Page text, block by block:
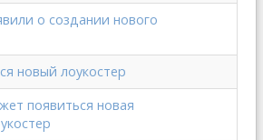
о создании нового
новый лоукостер
появиться новая